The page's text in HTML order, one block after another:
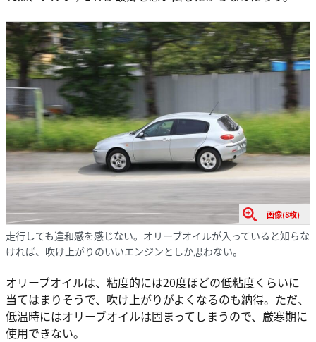
画像(8枚)
走行しても違和感を感じない。オリーブオイルが入っていると知らな
ければ、吹け上がりのいいエンジンとしか思わない。
オリーブオイルは、粘度的には20度ほどの低粘度くらいに
当てはまりそうで、吹け上がりがよくなるのも納得。ただ、
低温時にはオリーブオイルは固まってしまうので、厳寒期に
使用できない。